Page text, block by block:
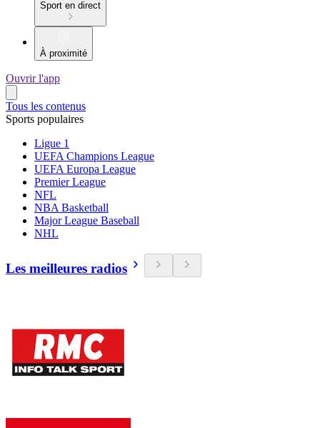
Sport en direct
À proximité
Ouvrir l'app
Tous les contenus
Sports populaires
Ligue 1
UEFA Champions League
UEFA Europa League
Premier League
NFL
NBA Basketball
Major League Baseball
NHL
Les meilleures radios